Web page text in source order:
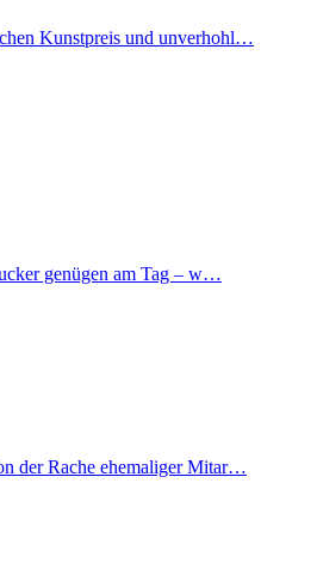
Kunstpreis und unverhohl…
genügen am Tag – w…
der Rache ehemaliger Mitar…